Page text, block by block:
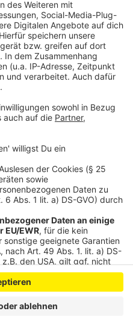
wupsi
bleibt glimpflich